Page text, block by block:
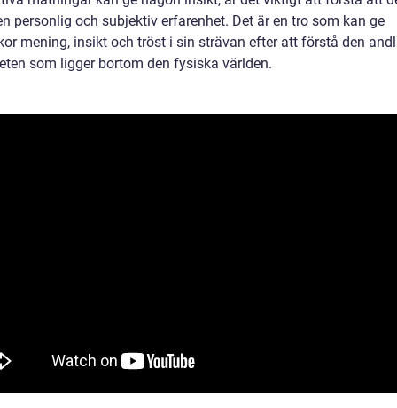
personlig och subjektiv erfarenhet. Det är en tro som kan ge
mening, insikt och tröst i sin strävan efter att förstå den
som ligger bortom den fysiska världen.